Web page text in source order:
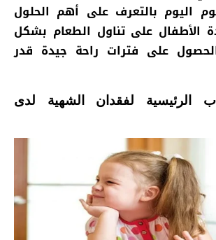
اليوم بالتعرف على أهم الحلول
الأطفال على تناول الطعام بشكل
على فترات راحة جيدة قدر
الرئيسية لفقدان الشهية لدى